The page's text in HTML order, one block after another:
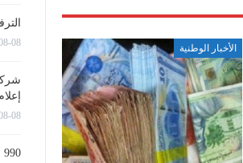
الأخبار الوطنية
10:47
09:35
990 ألف دينار لدعم مشاريع ببلدية قرقنة